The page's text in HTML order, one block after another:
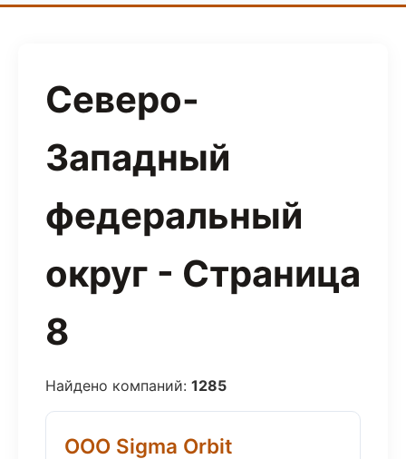
Северо-
Западный
федеральный
округ - Страница
8
Найдено компаний: 1285
ООО Sigma Orbit